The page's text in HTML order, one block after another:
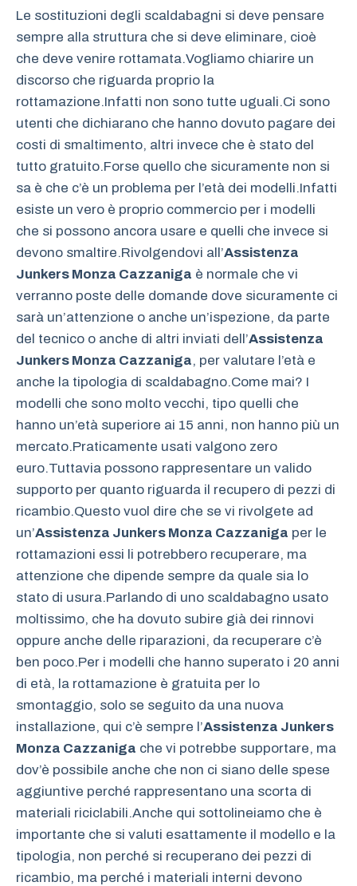
Le sostituzioni degli scaldabagni si deve pensare
sempre alla struttura che si deve eliminare, cioè
che deve venire rottamata.Vogliamo chiarire un
discorso che riguarda proprio la
rottamazione.Infatti non sono tutte uguali.Ci sono
utenti che dichiarano che hanno dovuto pagare dei
costi di smaltimento, altri invece che è stato del
tutto gratuito.Forse quello che sicuramente non si
sa è che c’è un problema per l’età dei modelli.Infatti
esiste un vero è proprio commercio per i modelli
che si possono ancora usare e quelli che invece si
devono smaltire.Rivolgendovi all’Assistenza
Junkers Monza Cazzaniga è normale che vi
verranno poste delle domande dove sicuramente ci
sarà un’attenzione o anche un’ispezione, da parte
del tecnico o anche di altri inviati dell’Assistenza
Junkers Monza Cazzaniga, per valutare l’età e
anche la tipologia di scaldabagno.Come mai? I
modelli che sono molto vecchi, tipo quelli che
hanno un’età superiore ai 15 anni, non hanno più un
mercato.Praticamente usati valgono zero
euro.Tuttavia possono rappresentare un valido
supporto per quanto riguarda il recupero di pezzi di
ricambio.Questo vuol dire che se vi rivolgete ad
un’Assistenza Junkers Monza Cazzaniga per le
rottamazioni essi li potrebbero recuperare, ma
attenzione che dipende sempre da quale sia lo
stato di usura.Parlando di uno scaldabagno usato
moltissimo, che ha dovuto subire già dei rinnovi
oppure anche delle riparazioni, da recuperare c’è
ben poco.Per i modelli che hanno superato i 20 anni
di età, la rottamazione è gratuita per lo
smontaggio, solo se seguito da una nuova
installazione, qui c’è sempre l’Assistenza Junkers
Monza Cazzaniga che vi potrebbe supportare, ma
dov’è possibile anche che non ci siano delle spese
aggiuntive perché rappresentano una scorta di
materiali riciclabili.Anche qui sottolineiamo che è
importante che si valuti esattamente il modello e la
tipologia, non perché si recuperano dei pezzi di
ricambio, ma perché i materiali interni devono